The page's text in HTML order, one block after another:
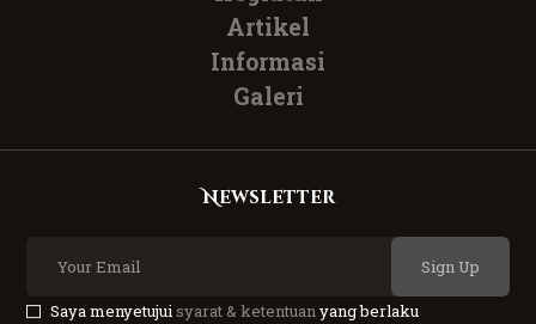
Artikel
Informasi
Galeri
Newsletter
Sign Up
Saya menyetujuisyarat & ketentuanyang berlaku